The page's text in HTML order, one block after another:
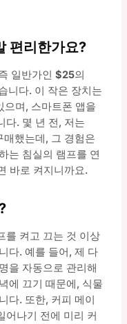
편리한가요?
일반가인 $25의
니다. 이 작은 장치는
며, 스마트폰 앱을
다. 몇 년 전, 저는
했는데, 그 경험은
는 침실의 램프를 연
바로 켜지니까요.
를 켜고 끄는 것 이상
다. 예를 들어, 제 다
을 자동으로 관리해
에 끄기 때문에, 식물
다. 또한, 커피 메이
어나기 전에 미리 커